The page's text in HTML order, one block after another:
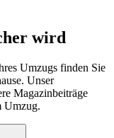
wird
Umzugs finden Sie
Unser
Magazinbeiträge
Umzug.